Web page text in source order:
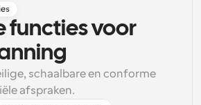
functies voor
schaalbare en conforme
afspraken.